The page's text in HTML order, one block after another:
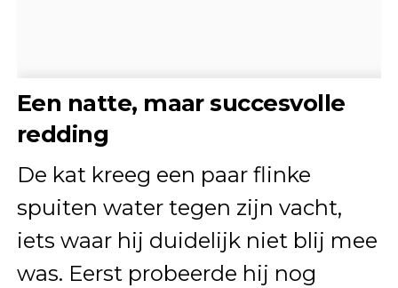
Een natte, maar succesvolle
redding
De kat kreeg een paar flinke
spuiten water tegen zijn vacht,
iets waar hij duidelijk niet blij mee
was. Eerst probeerde hij nog